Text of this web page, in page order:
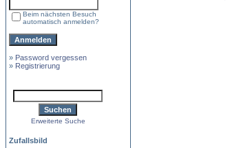
Beim nächsten Besuch
automatisch anmelden?
» Password vergessen
» Registrierung
Erweiterte Suche
Zufallsbild